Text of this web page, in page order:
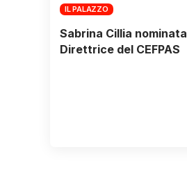
IL PALAZZO
Sabrina Cillia nominata
Direttrice del CEFPAS